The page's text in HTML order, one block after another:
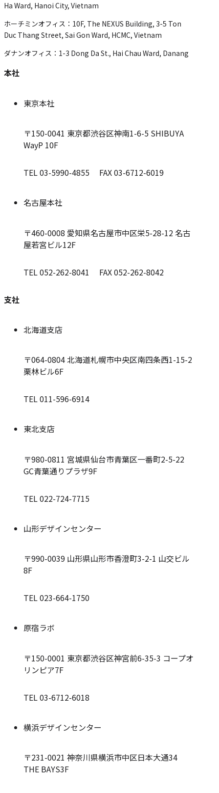
Ha Ward, Hanoi City, Vietnam
ホーチミンオフィス： 10F, The NEXUS Building, 3-5 Ton
Duc Thang Street, Sai Gon Ward, HCMC, Vietnam
ダナンオフィス： 1-3 Dong Da St., Hai Chau Ward, Danang
本社
東京本社
〒150-0041 東京都渋谷区神南1-6-5 SHIBUYA
WayP 10F
TEL 03-5990-4855 FAX 03-6712-6019
名古屋本社
〒460-0008 愛知県名古屋市中区栄5-28-12 名古
屋若宮ビル12F
TEL 052-262-8041 FAX 052-262-8042
支社
北海道支店
〒064-0804北海道札幌市中央区南四条西1-15-2
栗林ビル6F
TEL 011-596-6914
東北支店
〒980-0811 宮城県仙台市青葉区一番町2-5-22
GC青葉通りプラザ9F
TEL 022-724-7715
山形デザインセンター
〒990-0039 山形県山形市香澄町3-2-1 山交ビル
8F
TEL 023-664-1750
原宿ラボ
〒150-0001 東京都渋谷区神宮前6-35-3 コープオ
リンピア7F
TEL 03-6712-6018
横浜デザインセンター
〒231-0021 神奈川県横浜市中区日本大通34
THE BAYS3F